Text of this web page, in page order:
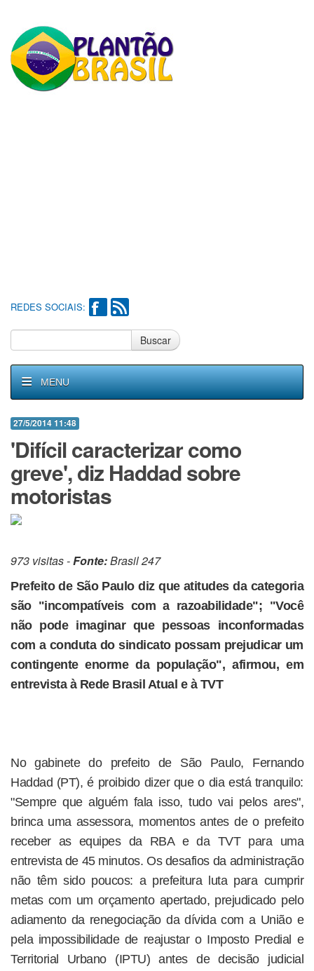
REDES SOCIAIS:
Buscar
MENU
27/5/2014 11:48
'Difícil caracterizar como
greve', diz Haddad sobre
motoristas
973 visitas -Fonte:Brasil 247
Prefeito de São Paulo diz que atitudes da categoria
são "incompatíveis com a razoabilidade"; "Você
não pode imaginar que pessoas inconformadas
com a conduta do sindicato possam prejudicar um
contingente enorme da população", afirmou, em
entrevista à Rede Brasil Atual e à TVT
No gabinete do prefeito de São Paulo, Fernando
Haddad (PT), é proibido dizer que o dia está tranquilo:
"Sempre que alguém fala isso, tudo vai pelos ares",
brinca uma assessora, momentos antes de o prefeito
receber as equipes da RBA e da TVT para uma
entrevista de 45 minutos. Os desafios da administração
não têm sido poucos: a prefeitura luta para cumprir
metas com um orçamento apertado, prejudicado pelo
adiamento da renegociação da dívida com a União e
pela impossibilidade de reajustar o Imposto Predial e
Territorial Urbano (IPTU) antes de decisão judicial